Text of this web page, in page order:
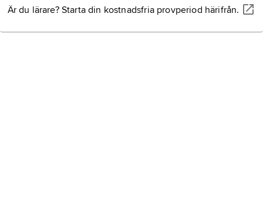
Är du lärare? Starta din kostnadsfria provperiod härifrån.